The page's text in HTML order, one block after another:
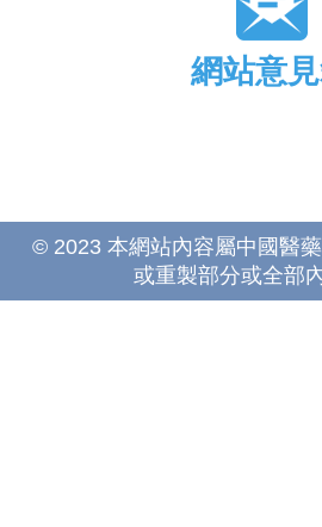
網站意
© 2023 本網站內容屬中國醫
或重製部分或全部